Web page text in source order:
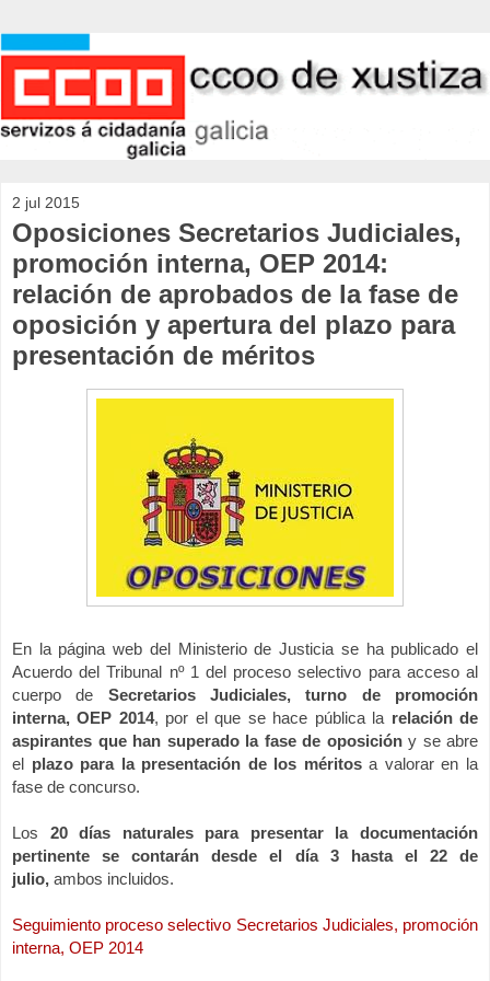
2 jul 2015
Oposiciones Secretarios Judiciales,
promoción interna, OEP 2014:
relación de aprobados de la fase de
oposición y apertura del plazo para
presentación de méritos
En la página web del Ministerio de Justicia se ha publicado el
Acuerdo del Tribunal nº 1 del proceso selectivo para acceso al
cuerpo de Secretarios Judiciales, turno de promoción
interna, OEP 2014, por el que se hace pública la relación de
aspirantes que han superado la fase de oposicióny se abre
el plazo para la presentación de los méritosa valorar en la
fase de concurso.
Los 20 días naturales para presentar la documentación
pertinente se contarán desde el día 3 hasta el 22 de
julio, ambos incluidos.
Seguimiento proceso selectivo Secretarios Judiciales, promoción
interna, OEP 2014